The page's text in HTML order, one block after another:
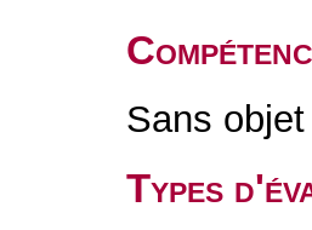
Sans objet
Types